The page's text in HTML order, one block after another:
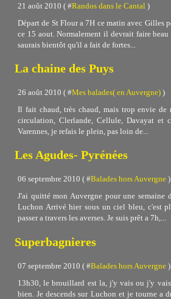
21 août 2010 ( #Randos dans le Cantal )
Départ de St Flour a 7H ce matin avec Gilles
ce 15 aout. Normalement il devrait faire
saurais bientôt qu'il a fait de fortes...
La chaine des Puys
26 août 2010 ( #Mes balades( en Auvergne) )
Il fait chaud, très chaud, mais trop envie
circulation, Clerlande, Cellule, Davayat et
Varennes, je refais le plein, pas loin de...
Les Agudes- Pyrénées
06 septembre 2010 ( #Balades hors Auvergne )
J'ai quitté mon Auvergne pour une semaine
Luchon Arrivé hier sous un ciel bleu, c'est
passer a travers les averses. Je suis prêt a 7h,...
Superbagnieres
07 septembre 2010 ( #Balades hors Auvergne )
13h30, le brouillard est la, j'y vais ou j'y vais
bien. Je descends sur Luchon et je tourne a